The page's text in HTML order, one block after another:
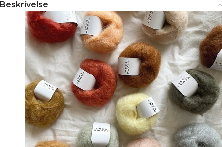
Beskrivelse